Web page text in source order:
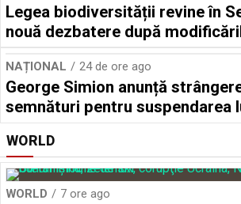
Legea biodiversității revine în
nouă dezbatere după
NAȚIONAL 24 de ore ago
George Simion anunță
semnături pentru suspendarea
WORLD
WORLD 7 ore ago